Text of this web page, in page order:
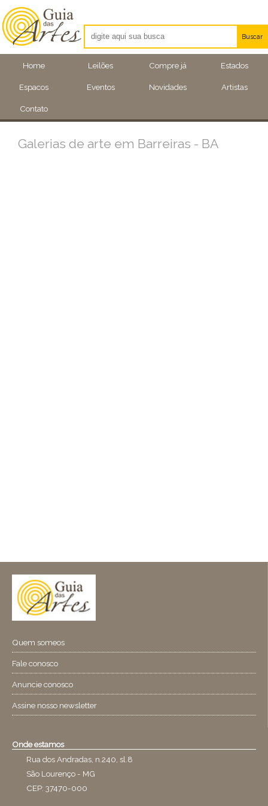
Home Leilões Compre já Estados
Espacos Eventos Novidades Artistas
Contato
Buscar
Artistas
Eventos
Galerias de arte em Barreiras - BA
Quem someos
Fale conosco
Anuncie conosco
Assine nosso newsletter
Onde estamos
Rua dos Andradas, n.240, sl.8
São Lourenço - MG
CEP: 37470-000